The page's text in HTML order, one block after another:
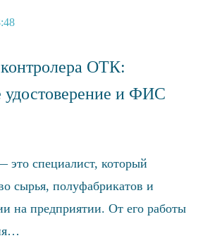
ОТК:
удостоверение и ФИС
специалист, который
сырья, полуфабрикатов и
на предприятии. От его работы